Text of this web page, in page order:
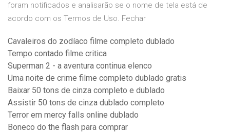
foram notificados e analisarão se o nome de tela está de
acordo com os Termos de Uso. Fechar
Cavaleiros do zodíaco filme completo dublado
Tempo contado filme critica
Superman 2 - a aventura continua elenco
Uma noite de crime filme completo dublado gratis
Baixar 50 tons de cinza completo e dublado
Assistir 50 tons de cinza dublado completo
Terror em mercy falls online dublado
Boneco do the flash para comprar